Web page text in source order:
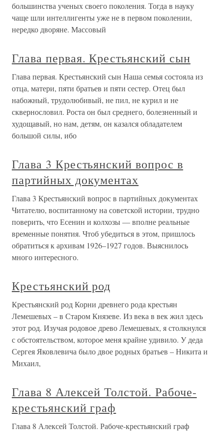
большинства ученых своего поколения. Тогда в науку
чаще шли интеллигенты уже не в первом поколении,
нередко дворяне. Массовый
Глава первая. Крестьянский сын
Глава первая. Крестьянский сын Наша семья состояла из
отца, матери, пяти братьев и пяти сестер. Отец был
набожный, трудолюбивый, не пил, не курил и не
сквернословил. Роста он был среднего, болезненный и
худощавый, но нам, детям, он казался обладателем
большой силы, ибо
Глава 3 Крестьянский вопрос в
партийных документах
Глава 3 Крестьянский вопрос в партийных документах
Читателю, воспитанному на советской истории, трудно
поверить, что Есенин и колхозы — вполне реальные
временные понятия. Чтоб убедиться в этом, пришлось
обратиться к архивам 1926–1927 годов. Выяснилось
много интересного.
Крестьянский род
Крестьянский род Корни древнего рода крестьян
Лемешевых – в Старом Князеве. Из века в век жил здесь
этот род. Изучая родовое древо Лемешевых, я столкнулся
с обстоятельством, которое меня крайне удивило. У деда
Сергея Яковлевича было двое родных братьев – Никита и
Михаил,
Глава 8 Алексей Толстой. Рабоче-
крестьянский граф
Глава 8 Алексей Толстой. Рабоче-крестьянский граф